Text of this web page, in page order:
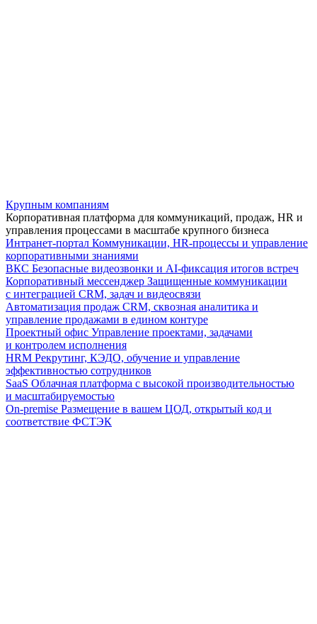
Крупным компаниям
Корпоративная платформа для коммуникаций, продаж, HR и
управления процессами в масштабе крупного бизнеса
Интранет-портал Коммуникации, HR-процессы и управление
корпоративными знаниями
ВКС Безопасные видеозвонки и AI-фиксация итогов встреч
Корпоративный мессенджер Защищенные коммуникации
с интеграцией CRM, задач и видеосвязи
Автоматизация продаж CRM, сквозная аналитика и
управление продажами в едином контуре
Проектный офис Управление проектами, задачами
и контролем исполнения
HRM Рекрутинг, КЭДО, обучение и управление
эффективностью сотрудников
SaaS Облачная платформа с высокой производительностью
и масштабируемостью
On-premise Размещение в вашем ЦОД, открытый код и
соответствие ФСТЭК